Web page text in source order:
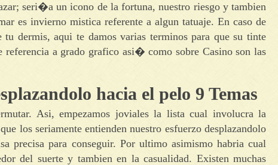
seri�a un icono de la fortuna, nuestro riesgo y tambien
es invierno mistica referente a algun tatuaje. En caso de
dermis, aqui te damos varias terminos para que su tinte
referencia a grado grafico asi� como sobre Casino son las
hacia el pelo 9 Temas
Asi, empezamos joviales la lista cual involucra la
los seriamente entienden nuestro esfuerzo desplazandolo
precisa para conseguir. Por ultimo asimismo habria cual
del suerte y tambien en la casualidad. Existen muchas